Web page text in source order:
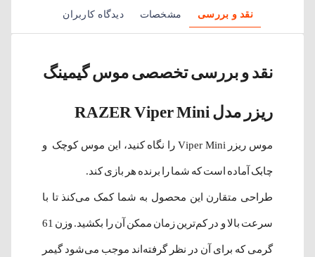
نقد و بررسی مشخصات دیدگاه کاربران
نقد و بررسی تخصصی موس گیمینگ
ریزر مدل RAZER Viper Mini
موس ریزر Viper Mini را نگاه کنید، این موس کوچک و
چابک آماده است که شما را برنده هر بازی کند.
طراحی متقارن این محصول به شما کمک می‌کنذ تا با
سرعت بالا و در کم‌ترین زمان ممکن آن را بکشید. وزن 61
گرمی که برای آن در نظر گرفته‌اند موجب می‌شود گیمر